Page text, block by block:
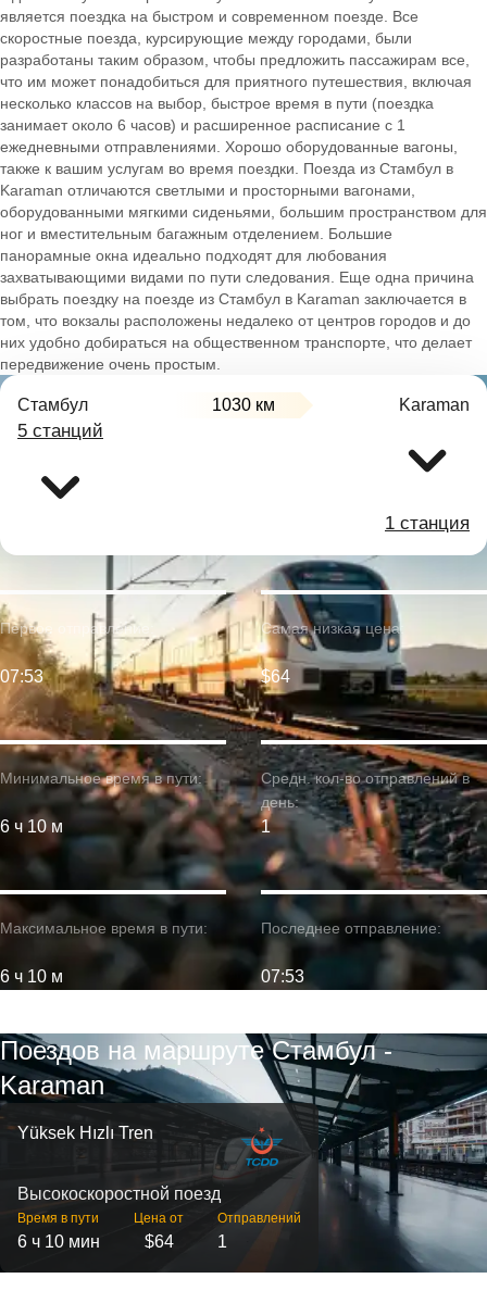
является поездка на быстром и современном поезде. Все
скоростные поезда, курсирующие между городами, были
разработаны таким образом, чтобы предложить пассажирам все,
что им может понадобиться для приятного путешествия, включая
несколько классов на выбор, быстрое время в пути (поездка
занимает около 6 часов) и расширенное расписание с 1
ежедневными отправлениями. Хорошо оборудованные вагоны,
также к вашим услугам во время поездки. Поезда из Стамбул в
Karaman отличаются светлыми и просторными вагонами,
оборудованными мягкими сиденьями, большим пространством для
ног и вместительным багажным отделением. Большие
панорамные окна идеально подходят для любования
захватывающими видами по пути следования. Еще одна причина
выбрать поездку на поезде из Стамбул в Karaman заключается в
том, что вокзалы расположены недалеко от центров городов и до
них удобно добираться на общественном транспорте, что делает
передвижение очень простым.
Стамбул 1030 км Karaman
5 станций
1 станция
Минимальное время в пути:
6 ч 10 м
Первое отправление:
07:53
Максимальное время в пути:
6 ч 10 м
Самая низкая цена:
$64
Средн. кол-во отправлений в
день:
1
Последнее отправление:
07:53
Поездов на маршруте Стамбул -
Karaman
Yüksek Hızlı Tren
Высокоскоростной поезд
Время в пути
6 ч 10 мин
Цена от
$64
Отправлений
1